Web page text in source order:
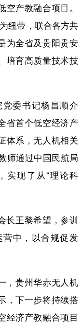
产教融合项目。
纽带，联合各方共
为全省及贵阳贵安
培育高质量技术技
委书记杨昌顺介
省首个低空经济产
体系，无人机相关
师通过中国民航局
实现了从“理论科
王黎希望，参训
中，以合规促发
贵州华赤无人机
，下一步将持续搭
经济产教融合项目